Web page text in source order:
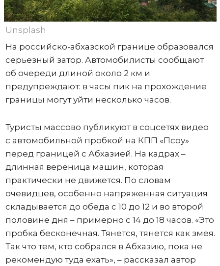
Unsplash
На российско-абхазской границе образовался
серьезный затор. Автомобилисты сообщают
об очереди длиной около 2 км и
предупреждают: в часы пик на прохождение
границы могут уйти несколько часов.
Туристы массово публикуют в соцсетях видео
с автомобильной пробкой на КПП «Псоу»
перед границей с Абхазией. На кадрах –
длинная вереница машин, которая
практически не движется. По словам
очевидцев, особенно напряженная ситуация
складывается до обеда с 10 до 12 и во второй
половине дня – примерно с 14 до 18 часов. «Это
пробка бесконечная. Тянется, тянется как змея.
Так что тем, кто собрался в Абхазию, пока не
рекомендую туда ехать», – рассказал автор